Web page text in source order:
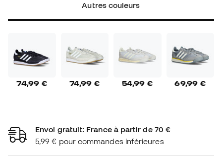
Autres couleurs
74,99 € 74,99 € 54,99 € 69,99 €
Envoi gratuit: France à partir de 70 €
5,99 € pour commandes inférieures